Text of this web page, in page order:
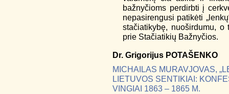
bažnyčioms perdirbti į
nepasirengusi patikėti
stačiatikybę, nuoširdumu,
prie Stačiatikių Bažnyčios.
Dr. Grigorijus POTAŠENKO
MICHAILAS MURAVJOVAS,
LIETUVOS SENTIKIAI:
VINGIAI 1863 – 1865 M.